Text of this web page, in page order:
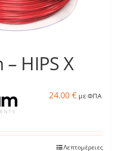
HIPS X
24.00 € με ΦΠΑ
Λεπτομέρειες